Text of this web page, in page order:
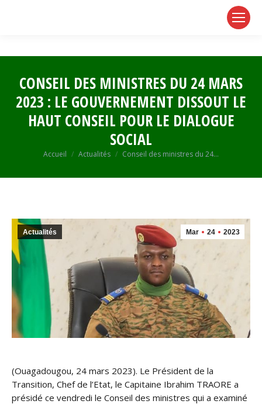
CONSEIL DES MINISTRES DU 24 MARS
2023 : LE GOUVERNEMENT DISSOUT LE
HAUT CONSEIL POUR LE DIALOGUE
SOCIAL
Vous êtes ici :
Accueil Actualités Conseil des ministres du 24…
Mar 24 2023
Actualités
(Ouagadougou, 24 mars 2023). Le Président de la
Transition, Chef de l’Etat, le Capitaine Ibrahim TRAORE a
présidé ce vendredi le Conseil des ministres qui a examiné